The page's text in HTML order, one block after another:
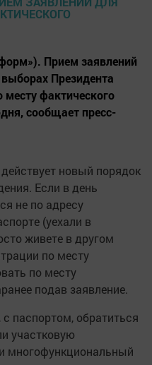
Прием заявлений
Президента
месту фактического
сообщает пресс-
новый порядок
Если в день
не по адресу
(уехали в
живете в другом
по месту
по месту
подав заявление.
паспортом, обратиться
участковую
многофункциональный